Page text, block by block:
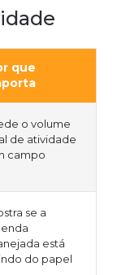
que
o volume
de atividade
campo
se a
está
do papel